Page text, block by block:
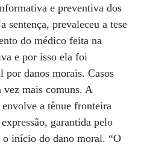
e preventiva dos
sentença, prevaleceu a tese
do médico feita na
e por isso ela foi
por danos morais. Casos
vez mais comuns. A
a tênue fronteira
garantida pelo
o início do dano moral. “O